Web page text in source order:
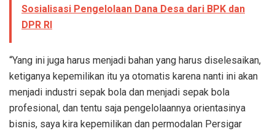
Sosialisasi Pengelolaan Dana Desa dari BPK dan
DPR RI
“Yang ini juga harus menjadi bahan yang harus diselesaikan,
ketiganya kepemilikan itu ya otomatis karena nanti ini akan
menjadi industri sepak bola dan menjadi sepak bola
profesional, dan tentu saja pengelolaannya orientasinya
bisnis, saya kira kepemilikan dan permodalan Persigar